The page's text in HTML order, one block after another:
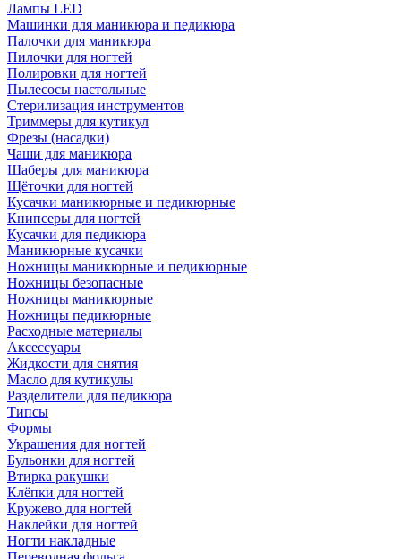
Лампы LED
Машинки для маникюра и педикюра
Палочки для маникюра
Пилочки для ногтей
Полировки для ногтей
Пылесосы настольные
Стерилизация инструментов
Триммеры для кутикул
Фрезы (насадки)
Чаши для маникюра
Шаберы для маникюра
Щёточки для ногтей
Кусачки маникюрные и педикюрные
Книпсеры для ногтей
Кусачки для педикюра
Маникюрные кусачки
Ножницы маникюрные и педикюрные
Ножницы безопасные
Ножницы маникюрные
Ножницы педикюрные
Расходные материалы
Аксессуары
Жидкости для снятия
Масло для кутикулы
Разделители для педикюра
Типсы
Формы
Украшения для ногтей
Бульонки для ногтей
Втирка ракушки
Клёпки для ногтей
Кружево для ногтей
Наклейки для ногтей
Ногти накладные